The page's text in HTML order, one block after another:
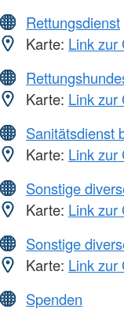
Rettungsdienst
Karte: Link zur
Karte: Link zur
Sanitätsdienst
Karte: Link zur
Sonstige
Karte: Link zur
Sonstige
Karte: Link zur
Spenden